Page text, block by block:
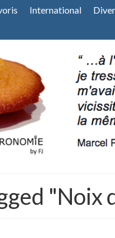
International
"Noix